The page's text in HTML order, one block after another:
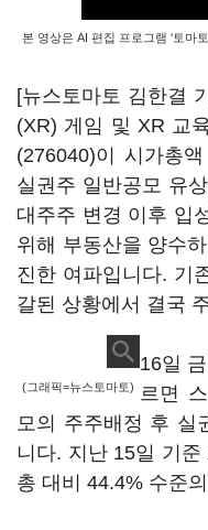
본 영상은 AI 편집 프로그램 '토마
[뉴스토마토 김한결
(XR) 게임 및 XR 교
(276040)이 시가총
실권주 일반공모 유
대주주 변경 이후 입
위해 부동산을 양수
진한 여파입니다. 기
갈된 상황에서 결국
(그래픽=뉴스토마토)
16일
르면
모의 주주배정 후 실
니다. 지난 15일 기준
총 대비 44.4% 수준